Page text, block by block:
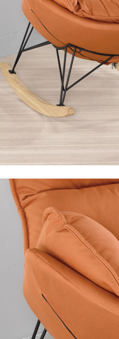
苗栗
台
配送地區：彰化、南投、雲林
於LINE線上詢問 →@dershin）
注意事項
本司貨車運送如因路況不佳、天
本公司除了盡最大努力完成配送
保護物流人員的工作安全，賣家
發票寄送：
若您選擇三聯式或索取兩聯式
送達，如遇國定假日將順延寄送
退換貨說明：
若收到不良品，請於到
所有退回及換貨之商品
品、附件、包裝、廠商紙
由於透過電腦螢幕選購
質感稍有不同，如因此而
訂購前請確認商品尺寸，
為主。
非因本公司問題而需退換
狀態與完整包裝。鑑賞期
台北市、新北市地區固定
本公司部份商品無維修服
為因素導致商品損壞、零
者同意將會進行維修)。
到貨7日內為鑑賞期(注意
退貨運費。
如欲放置營業場所及公開
訂單成立 時請儘速於三日內完
請密切注意。
日內若未接獲您的匯款或轉